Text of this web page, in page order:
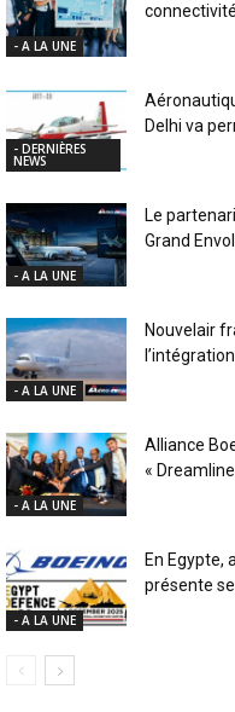
- A LA UNE
connectivité
- DERNIÈRES
NEWS
Delhi va
- A LA UNE
Le
Grand Envol...
- A LA UNE
Nouvelair
- A LA UNE
Alliance
«
- A LA UNE
En Egypte,
présente